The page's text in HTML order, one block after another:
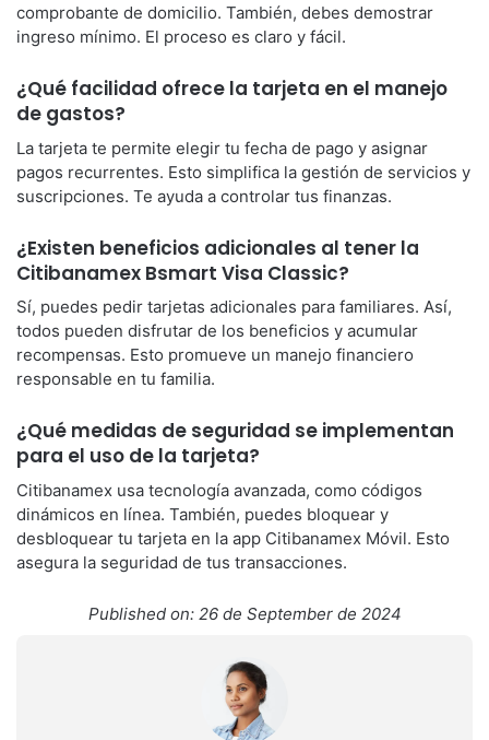
comprobante de domicilio. También, debes demostrar
ingreso mínimo. El proceso es claro y fácil.
¿Qué facilidad ofrece la tarjeta en el manejo
de gastos?
La tarjeta te permite elegir tu fecha de pago y asignar
pagos recurrentes. Esto simplifica la gestión de servicios y
suscripciones. Te ayuda a controlar tus finanzas.
¿Existen beneficios adicionales al tener la
Citibanamex Bsmart Visa Classic?
Sí, puedes pedir tarjetas adicionales para familiares. Así,
todos pueden disfrutar de los beneficios y acumular
recompensas. Esto promueve un manejo financiero
responsable en tu familia.
¿Qué medidas de seguridad se implementan
para el uso de la tarjeta?
Citibanamex usa tecnología avanzada, como códigos
dinámicos en línea. También, puedes bloquear y
desbloquear tu tarjeta en la app Citibanamex Móvil. Esto
asegura la seguridad de tus transacciones.
Published on: 26 de September de 2024